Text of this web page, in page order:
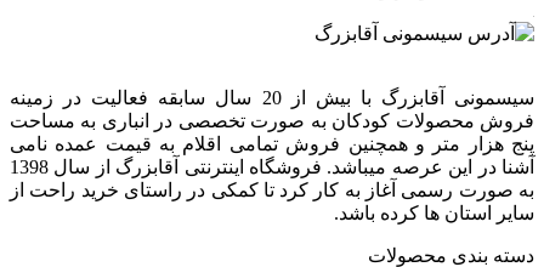
سیسمونی آقابزرگ با بیش از 20 سال سابقه فعالیت در زمینه
فروش محصولات کودکان به صورت تخصصی در انباری به مساحت
پنج هزار متر و همچنین فروش تمامی اقلام به قیمت عمده نامی
آشنا در این عرصه میباشد. فروشگاه اینترنتی آقابزرگ از سال 1398
به صورت رسمی آغاز به کار کرد تا کمکی در راستای خرید راحت از
سایر استان ها کرده باشد.
دسته بندی محصولات